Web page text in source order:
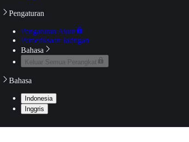
Pengaturan
Pengaturan Akun
Pemeriksaan Jaringan
Bahasa
Keluar Semua Perangkat
Bahasa
Indonesia
Inggris